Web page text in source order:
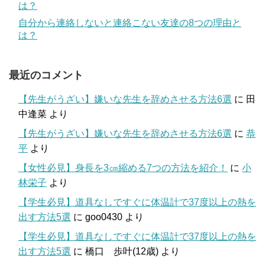
は？
自分から連絡しないと連絡こない友達の8つの理由と
は？
最近のコメント
【先生がうざい】嫌いな先生を辞めさせる方法6選 に 田
中逢菜 より
【先生がうざい】嫌いな先生を辞めさせる方法6選 に 恭
平 より
【女性必見】身長を3㎝縮める7つの方法を紹介！
に 小
林栄子 より
【学生必見】道具なしですぐに体温計で37度以上の熱を
出す方法5選 に goo0430 より
【学生必見】道具なしですぐに体温計で37度以上の熱を
出す方法5選 に 橋口 歩叶(12歳) より